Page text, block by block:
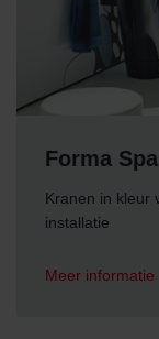
Forma
Kranen in kleur
installatie
Meer informatie